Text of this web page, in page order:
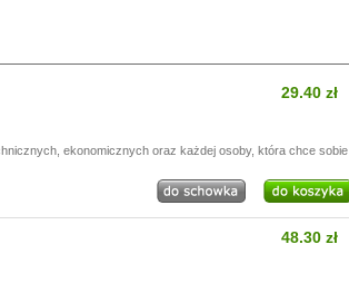
29.40 zł
ekonomicznych oraz każdej osoby, która chce sobie
48.30 zł